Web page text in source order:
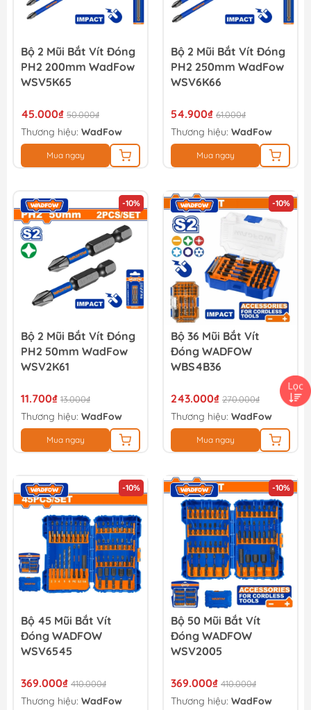
Bộ 2 Mũi Bắt Vít Đóng
PH2 200mm WadFow
WSV5K65
45.000₫ 50.000₫
Thương hiệu: WadFow
Mua ngay
Bộ 2 Mũi Bắt Vít Đóng
PH2 250mm WadFow
WSV6K66
54.900₫ 61.000₫
Thương hiệu: WadFow
Mua ngay
-10%
Bộ 2 Mũi Bắt Vít Đóng
PH2 50mm WadFow
WSV2K61
11.700₫ 13.000₫
Thương hiệu: WadFow
Mua ngay
-10%
Bộ 36 Mũi Bắt Vít
Đóng WADFOW
WBS4B36
243.000₫ 270.000₫
Thương hiệu: WadFow
Mua ngay
-10%
Bộ 45 Mũi Bắt Vít
Đóng WADFOW
WSV6545
369.000₫ 410.000₫
Thương hiệu: WadFow
-10%
Bộ 50 Mũi Bắt Vít
Đóng WADFOW
WSV2005
369.000₫ 410.000₫
Thương hiệu: WadFow